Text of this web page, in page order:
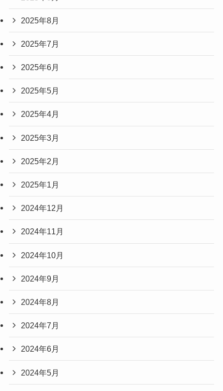
2025年8月
2025年7月
2025年6月
2025年5月
2025年4月
2025年3月
2025年2月
2025年1月
2024年12月
2024年11月
2024年10月
2024年9月
2024年8月
2024年7月
2024年6月
2024年5月